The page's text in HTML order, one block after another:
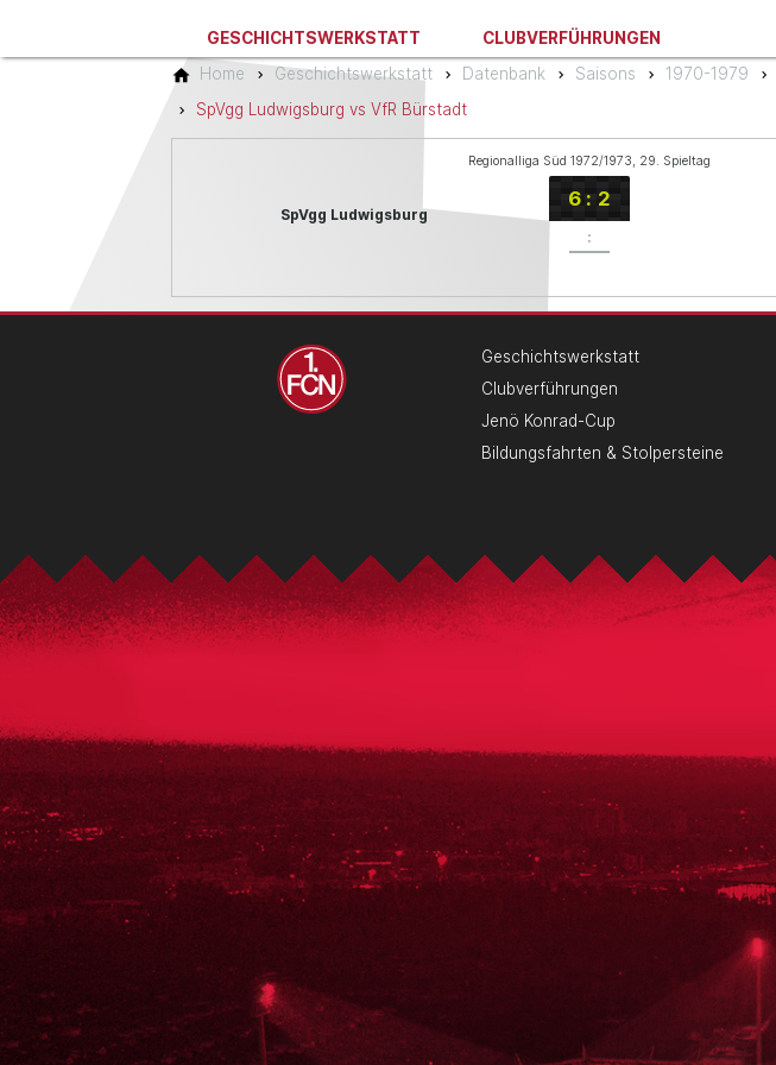
GESCHICHTSWERKSTATT CLUBVERFÜHRUNGEN
Home
Geschichtswerkstatt Datenbank Saisons 1970-1979
SpVgg Ludwigsburg vs VfR Bürstadt
Regionalliga Süd 1972/1973, 29. Spieltag
SpVgg Ludwigsburg
6 : 2
:
Geschichtswerkstatt
Clubverführungen
Jenö Konrad-Cup
Bildungsfahrten & Stolpersteine